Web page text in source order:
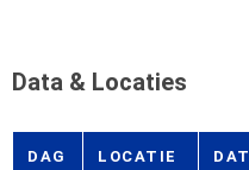
Data & Locaties
DAG LOCATIE